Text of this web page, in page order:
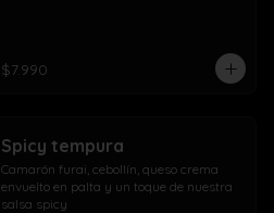
$7.990
Spicy tempura
Camarón furai, cebollín, queso crema
envuelto en palta y un toque de nuestra
salsa spicy